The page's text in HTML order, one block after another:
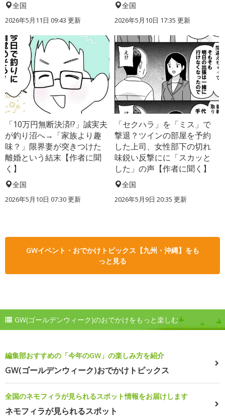
全国
2026年5月11日 09:43 更新
全国
2026年5月10日 17:35 更新
「10万円無断決済!?」誠実夫
が釣り沼へ→「家族より趣
味？」限界妻が突きつけた
離婚という結末【作者に聞
く】
全国
2026年5月10日 07:30 更新
「セクハラ」を「ミス」で
撃退？ツインの部屋を予約
した上司、女性部下の切れ
味鋭い反撃にに「スカッと
した」の声【作者に聞く】
全国
2026年5月9日 20:35 更新
GWイベント・おでかけトピックス【九州・沖縄】をも
っと見る
GW(ゴールデンウィーク)のおでかけをもっと楽しむ
編集部おすすめの「今年のGW」の楽しみ方を紹介
GW(ゴールデンウィーク)おでかけトピックス
全国のネモフィラが見られるスポット情報をお届けします
ネモフィラが見られるスポット